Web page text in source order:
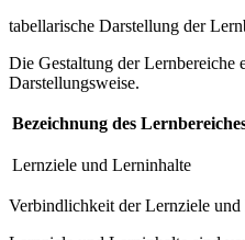
tabellarische Darstellung der
Die Gestaltung der Lernbereiche
Darstellungsweise.
Bezeichnung des
Lernziele und Lerninhalte
Verbindlichkeit der Lernziele